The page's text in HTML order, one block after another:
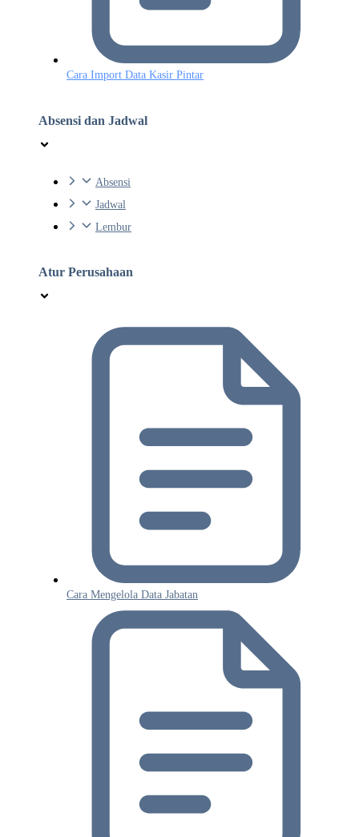
Cara Import Data Kasir Pintar
Absensi dan Jadwal
Absensi
Jadwal
Lembur
Atur Perusahaan
Cara Mengelola Data Jabatan